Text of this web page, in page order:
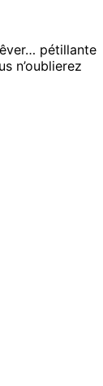
pétillante
n’oublierez